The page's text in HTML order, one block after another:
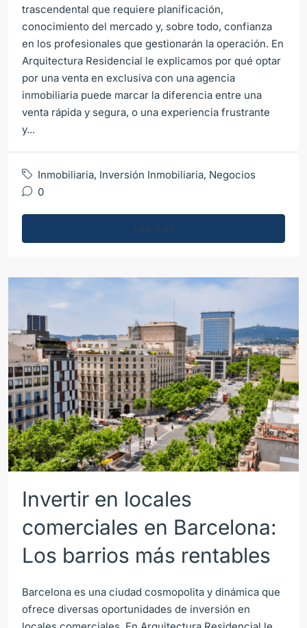
trascendental que requiere planificación,
conocimiento del mercado y, sobre todo, confianza
en los profesionales que gestionarán la operación. En
Arquitectura Residencial le explicamos por qué optar
por una venta en exclusiva con una agencia
inmobiliaria puede marcar la diferencia entre una
venta rápida y segura, o una experiencia frustrante
y...
Inmobiliaria, Inversión Inmobiliaria, Negocios
0
Lee mas
Invertir en locales
comerciales en Barcelona:
Los barrios más rentables
Barcelona es una ciudad cosmopolita y dinámica que
ofrece diversas oportunidades de inversión en